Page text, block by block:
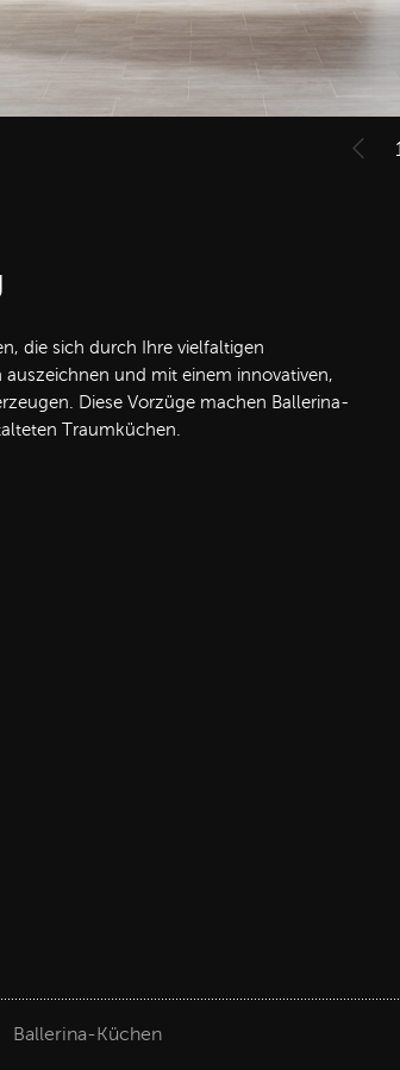
die sich durch Ihre vielfaltigen
und mit einem innovativen,
Diese Vorzüge machen Ballerina-
Traumküchen.
Ballerina-Küchen